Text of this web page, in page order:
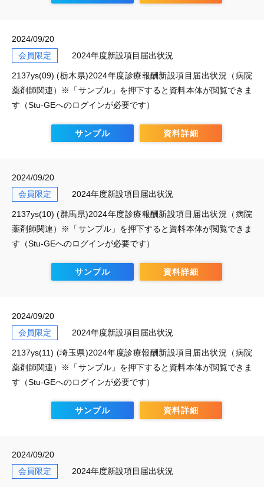
2024/09/20
会員限定
2024年度新設項目届出状況
2137ys(09) (栃木県)2024年度診療報酬新設項目届出状況（病院
薬剤師関連）※「サンプル」を押下すると資料本体が閲覧できま
す（Stu-GEへのログインが必要です）
サンプル 資料詳細
2024/09/20
会員限定
2024年度新設項目届出状況
2137ys(10) (群馬県)2024年度診療報酬新設項目届出状況（病院
薬剤師関連）※「サンプル」を押下すると資料本体が閲覧できま
す（Stu-GEへのログインが必要です）
サンプル 資料詳細
2024/09/20
会員限定
2024年度新設項目届出状況
2137ys(11) (埼玉県)2024年度診療報酬新設項目届出状況（病院
薬剤師関連）※「サンプル」を押下すると資料本体が閲覧できま
す（Stu-GEへのログインが必要です）
サンプル 資料詳細
2024/09/20
会員限定
2024年度新設項目届出状況